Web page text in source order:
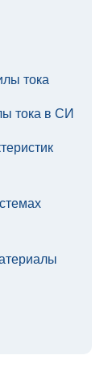
тока
тока в СИ